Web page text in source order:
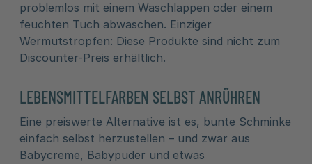
problemlos mit einem Waschlappen oder einem
feuchten Tuch abwaschen. Einziger
Wermutstropfen: Diese Produkte sind nicht zum
Discounter-Preis erhältlich.
LEBENSMITTELFARBEN SELBST ANRÜHREN
Eine preiswerte Alternative ist es, bunte Schminke
einfach selbst herzustellen – und zwar aus
Babycreme, Babypuder und etwas